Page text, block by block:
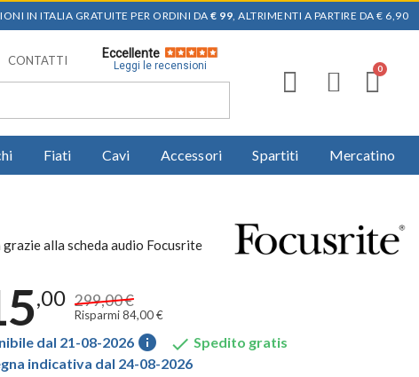
IN ITALIA GRATUITE PER ORDINI DA € 99, ALTRIMENTI A PARTIRE DA € 6,90
CONTATTI
Eccellente
Leggi le recensioni
Fiati Cavi Accessori Spartiti Mercatino
alla scheda audio Focusrite
,00 299,00 €
Risparmi 84,00 €
dal 21-08-2026 info  Spedito gratis
indicativa dal 24-08-2026